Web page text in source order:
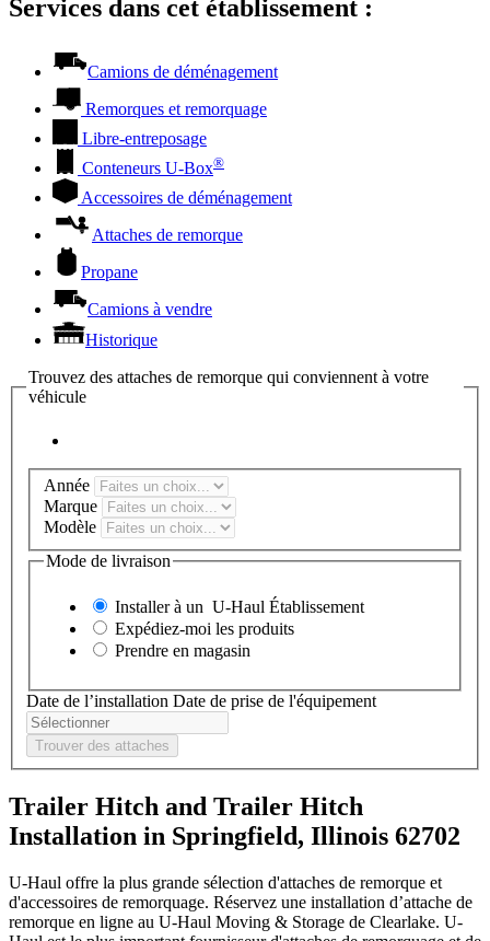
Services dans cet établissement :
Camions de déménagement
Remorques et remorquage
Libre-entreposage
Conteneurs U-Box®
Accessoires de déménagement
Attaches de remorque
Propane
Camions à vendre
Historique
Trouvez des attaches de remorque qui conviennent à votre
véhicule
Année
Marque
Modèle
Mode de livraison
Installer à un U-Haul Établissement
Expédiez-moi les produits
Prendre en magasin
Date de l’installation Date de prise de l'équipement
Trouver des attaches
Trailer Hitch and Trailer Hitch
Installation in Springfield, Illinois 62702
U-Haul offre la plus grande sélection d'attaches de remorque et
d'accessoires de remorquage. Réservez une installation d’attache de
remorque en ligne au U-Haul Moving & Storage de Clearlake. U-